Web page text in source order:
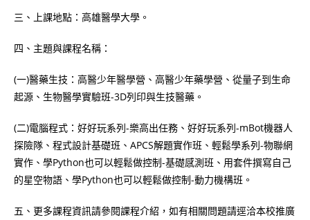
三、上課地點：高雄醫學大學。
四、主題與課程名稱：
(一)醫藥生技：高醫少年醫學營、高醫少年藥學營、從量子到生命
起源、生物醫學實驗班-3D列印與生技醫藥。
(二)電腦程式：好好玩系列-樂高出任務、好好玩系列-mBot機器人
探險隊、程式設計基礎班、APCS解題實作班、輕鬆學系列-物聯網
實作、學Python也可以輕鬆做控制-基礎感測班、用套件撰寫自己
的星空物語、學Python也可以輕鬆做控制-動力機構班。
五、更多課程資訊請參閱課程介紹，如有相關問題請逕洽本校推廣